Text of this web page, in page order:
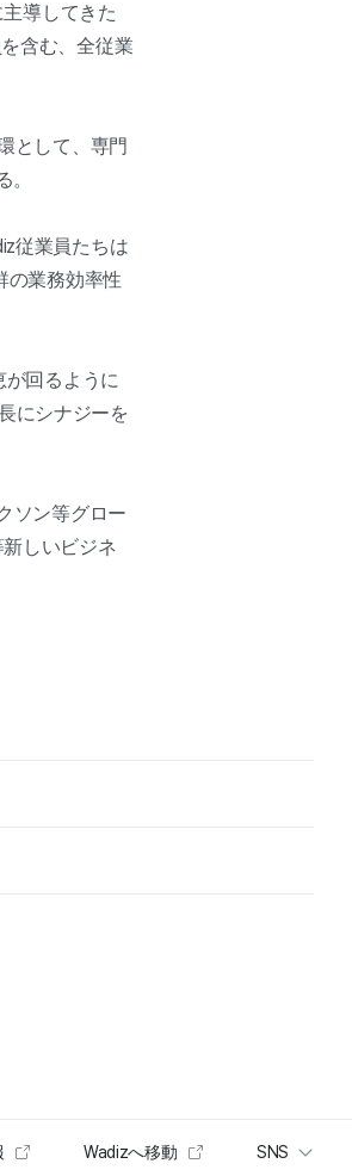
導してきた
含む、全従業
として、専門
従業員たちは
の業務効率性
が回るように
にシナジーを
ソン等グロー
しいビジネ
Wadizへ移動 SNS